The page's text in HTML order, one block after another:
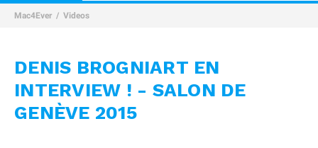
Mac4Ever Videos
DENIS BROGNIART EN
INTERVIEW ! - SALON DE
GENÈVE 2015